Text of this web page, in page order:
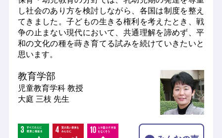
し社会のあり方を検討しながら、各国は制度を整え
てきました。子どもの生きる権利を考えたとき、戦
争の止まない現代において、共通理解を諦めず、平
和の文化の種を蒔き育てる試みを続けていきたいと
思います。
教育学部
児童教育学科 教授
大庭 三枝 先生